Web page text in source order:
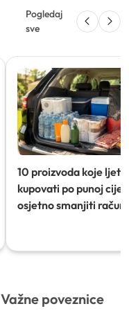
Pogledaj
sve
10 proizvoda koje ljeti
kupovati po punoj
osjetno smanjiti račun)
Važne poveznice